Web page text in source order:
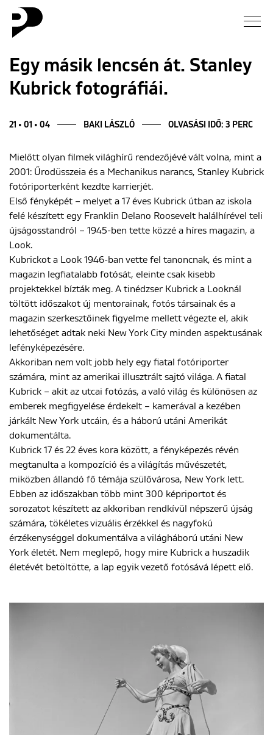
Hírek
Galéria
Interjú
Esszé
Blog
ENGLISH
Egy másik lencsén át. Stanley
Kubrick fotográfiái.
21 • 01 • 04 BAKI LÁSZLÓ OLVASÁSI IDŐ: 3 PERC
Mielőtt olyan filmek világhírű rendezőjévé vált volna, mint a
2001: Űrodüsszeia és a Mechanikus narancs, Stanley Kubrick
fotóriporterként kezdte karrierjét.
Első fényképét – melyet a 17 éves Kubrick útban az iskola
felé készített egy Franklin Delano Roosevelt halálhírével teli
újságosstandról – 1945-ben tette közzé a híres magazin, a
Look.
Kubrickot a Look 1946-ban vette fel tanoncnak, és mint a
magazin legfiatalabb fotósát, eleinte csak kisebb
projektekkel bízták meg. A tinédzser Kubrick a Looknál
töltött időszakot új mentorainak, fotós társainak és a
magazin szerkesztőinek figyelme mellett végezte el, akik
lehetőséget adtak neki New York City minden aspektusának
lefényképezésére.
Akkoriban nem volt jobb hely egy fiatal fotóriporter
számára, mint az amerikai illusztrált sajtó világa. A fiatal
Kubrick – akit az utcai fotózás, a való világ és különösen az
emberek megfigyelése érdekelt – kamerával a kezében
járkált New York utcáin, és a háború utáni Amerikát
dokumentálta.
Kubrick 17 és 22 éves kora között, a fényképezés révén
megtanulta a kompozíció és a világítás művészetét,
miközben állandó fő témája szülővárosa, New York lett.
Ebben az időszakban több mint 300 képriportot és
sorozatot készített az akkoriban rendkívül népszerű újság
számára, tökéletes vizuális érzékkel és nagyfokú
érzékenységgel dokumentálva a világháború utáni New
York életét. Nem meglepő, hogy mire Kubrick a huszadik
életévét betöltötte, a lap egyik vezető fotósává lépett elő.